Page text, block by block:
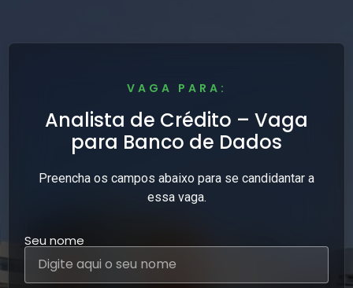
VAGA PARA:
Analista de Crédito – Vaga
para Banco de Dados
Preencha os campos abaixo para se candidantar a
essa vaga.
Seu nome